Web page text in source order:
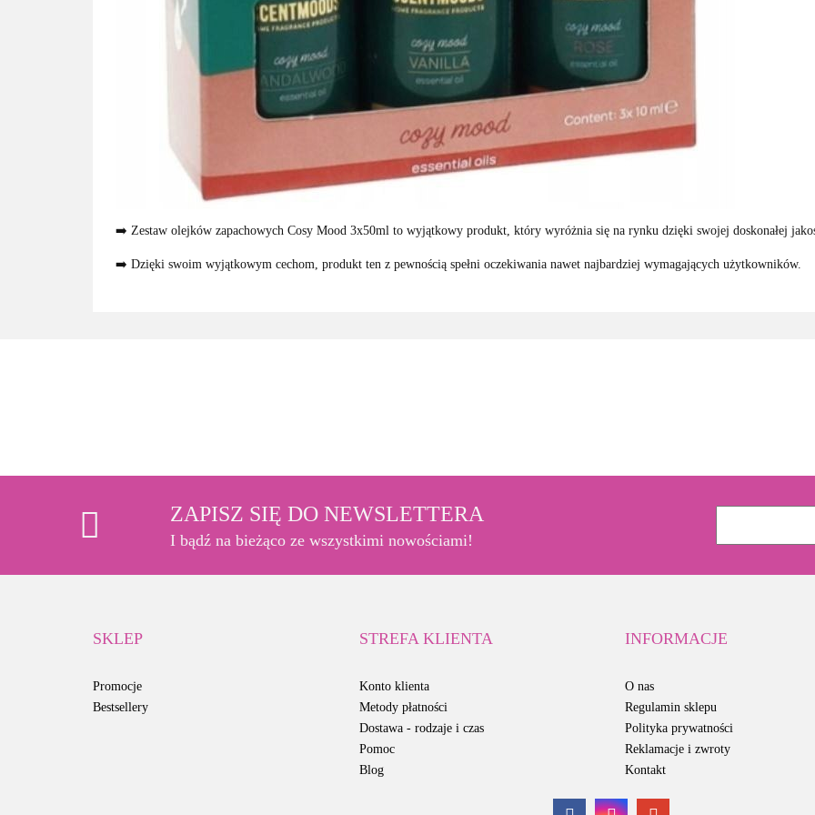
➡️ Zestaw olejków zapachowych Cosy Mood 3x50ml to wyjątkowy produkt, który wyróżnia się na rynku dzięki swojej doskonałej
➡️ Dzięki swoim wyjątkowym cechom, produkt ten z pewnością spełni oczekiwania nawet najbardziej wymagających użytkowników.
ZAPISZ SIĘ DO NEWSLETTERA
I bądź na bieżąco ze wszystkimi nowościami!
SKLEP
Promocje
Bestsellery
STREFA KLIENTA
Konto klienta
Metody płatności
Dostawa - rodzaje i czas
Pomoc
Blog
INFORMACJE
O nas
Regulamin sklepu
Polityka prywatności
Reklamacje i zwroty
Kontakt